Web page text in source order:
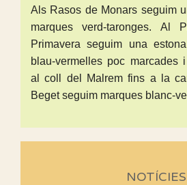
Als Rasos de Monars seguim
marques verd-taronges. Al
Primavera seguim una
blau-vermelles poc marcades
al coll del Malrem fins a la
Beget seguim marques blanc-
NOTÍCIES